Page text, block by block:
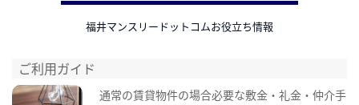
福井マンスリードットコムお役立ち情報
ご利用ガイド
通常の賃貸物件の場合必要な敷金・礼金・仲介手